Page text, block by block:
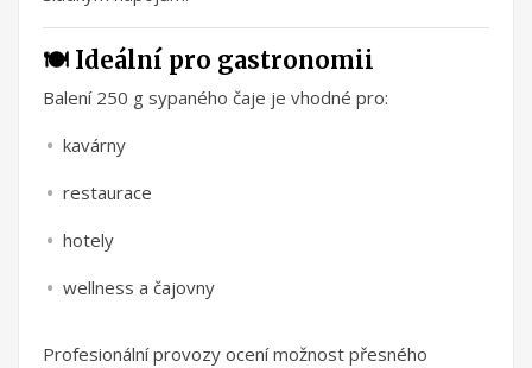
🍽️ Ideální pro gastronomii
Balení 250 g sypaného čaje je vhodné pro:
kavárny
restaurace
hotely
wellness a čajovny
Profesionální provozy ocení možnost přesného